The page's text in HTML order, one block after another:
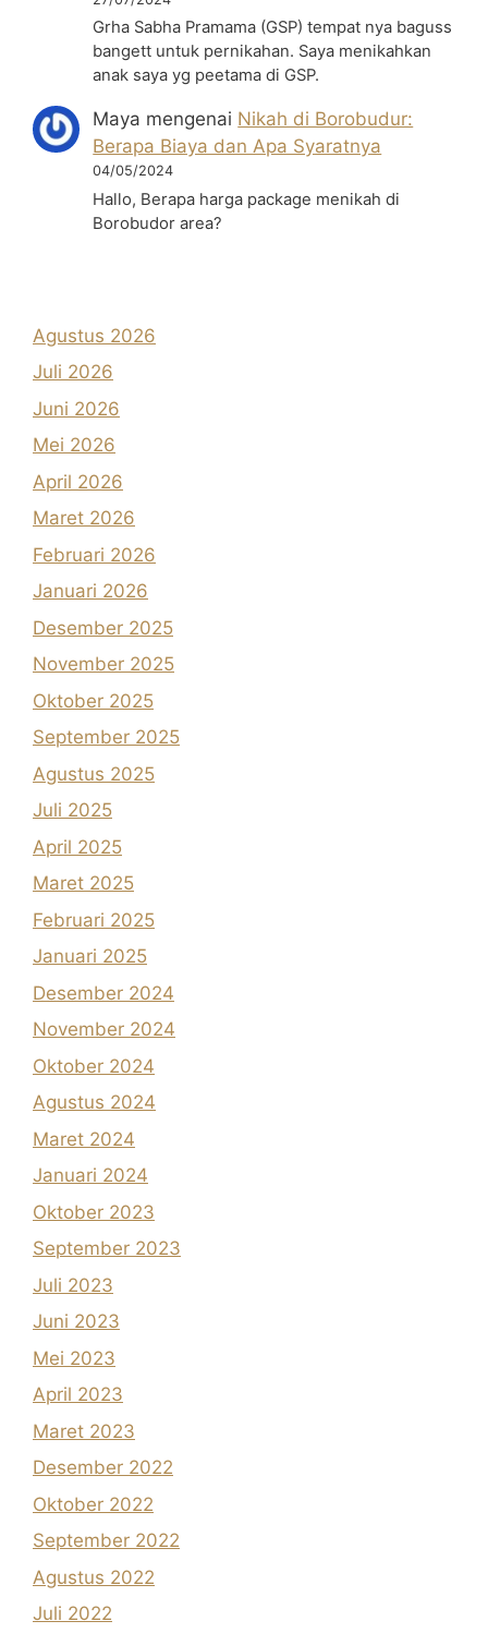
Grha Sabha Pramama (GSP) tempat nya baguss
bangett untuk pernikahan. Saya menikahkan
anak saya yg peetama di GSP.
Maya mengenai Nikah di Borobudur:
Berapa Biaya dan Apa Syaratnya
04/05/2024
Hallo, Berapa harga package menikah di
Borobudor area?
Agustus 2026
Juli 2026
Juni 2026
Mei 2026
April 2026
Maret 2026
Februari 2026
Januari 2026
Desember 2025
November 2025
Oktober 2025
September 2025
Agustus 2025
Juli 2025
April 2025
Maret 2025
Februari 2025
Januari 2025
Desember 2024
November 2024
Oktober 2024
Agustus 2024
Maret 2024
Januari 2024
Oktober 2023
September 2023
Juli 2023
Juni 2023
Mei 2023
April 2023
Maret 2023
Desember 2022
Oktober 2022
September 2022
Agustus 2022
Juli 2022